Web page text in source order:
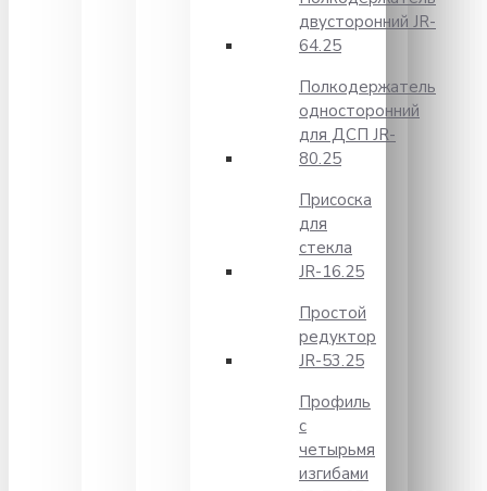
двусторонний JR-
64.25
Полкодержатель
односторонний
для ДСП JR-
80.25
Присоска
для
стекла
JR-16.25
Простой
редуктор
JR-53.25
Профиль
с
четырьмя
изгибами